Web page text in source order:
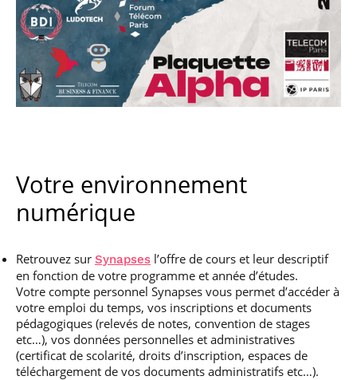
Votre environnement
numérique
Retrouvez sur Synapses l’offre de cours et leur descriptif
en fonction de votre programme et année d’études.
Votre compte personnel Synapses vous permet d’accéder à
votre emploi du temps, vos inscriptions et documents
pédagogiques (relevés de notes, convention de stages
etc…), vos données personnelles et administratives
(certificat de scolarité, droits d’inscription, espaces de
téléchargement de vos documents administratifs etc…).